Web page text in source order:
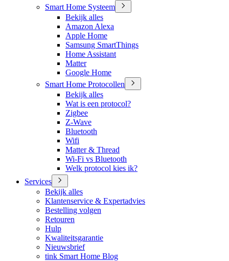
Smart Home Systeem
Bekijk alles
Amazon Alexa
Apple Home
Samsung SmartThings
Home Assistant
Matter
Google Home
Smart Home Protocollen
Bekijk alles
Wat is een protocol?
Zigbee
Z-Wave
Bluetooth
Wifi
Matter & Thread
Wi-Fi vs Bluetooth
Welk protocol kies ik?
Services
Bekijk alles
Klantenservice & Expertadvies
Bestelling volgen
Retouren
Hulp
Kwaliteitsgarantie
Nieuwsbrief
tink Smart Home Blog